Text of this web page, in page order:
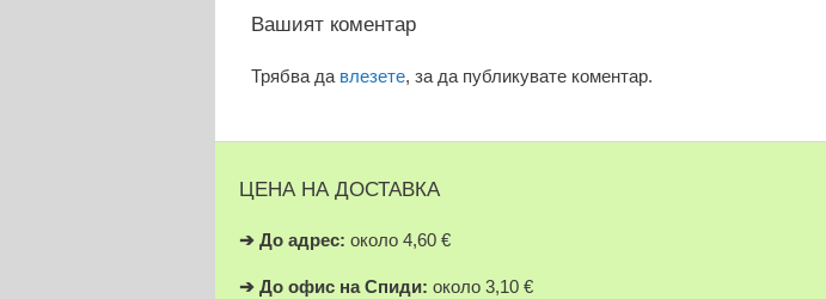
Вашият коментар
Трябва да влезете, за да публикувате коментар.
ЦЕНА НА ДОСТАВКА
➔ До адрес: около 4,60 €
➔ До офис на Спиди: около 3,10 €